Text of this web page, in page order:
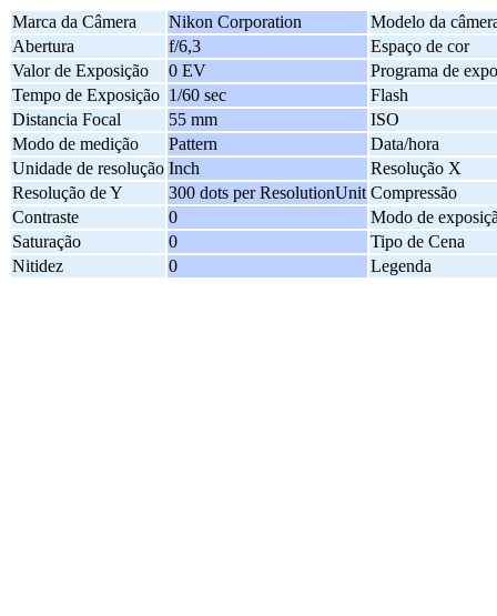
Marca da Câmera Nikon Corporation
Modelo da
Abertura
f/6,3
Espaço de cor
Valor de Exposição
0 EV
Programa de
Tempo de Exposição 1/60 sec
Flash
Distancia Focal
55 mm
ISO
Modo de medição
Pattern
Data/hora
Unidade de resolução Inch
Resolução X
Resolução de Y
300 dots per ResolutionUnit Compressão
Contraste
0
Modo de
Saturação
0
Tipo de Cena
Nitidez
0 Legenda